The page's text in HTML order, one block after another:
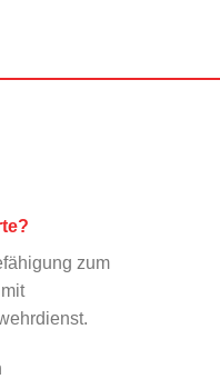
zum